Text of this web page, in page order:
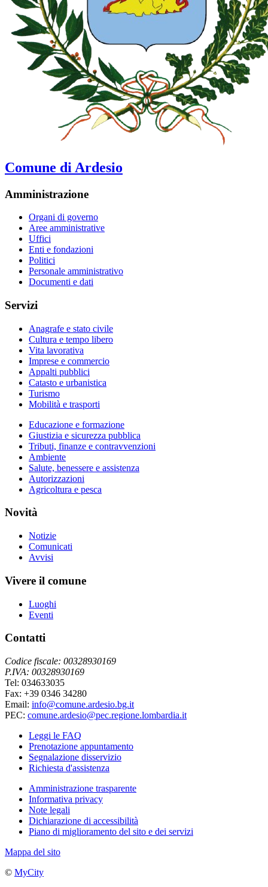
Comune di Ardesio
Amministrazione
Organi di governo
Aree amministrative
Uffici
Enti e fondazioni
Politici
Personale amministrativo
Documenti e dati
Servizi
Anagrafe e stato civile
Cultura e tempo libero
Vita lavorativa
Imprese e commercio
Appalti pubblici
Catasto e urbanistica
Turismo
Mobilità e trasporti
Educazione e formazione
Giustizia e sicurezza pubblica
Tributi, finanze e contravvenzioni
Ambiente
Salute, benessere e assistenza
Autorizzazioni
Agricoltura e pesca
Novità
Notizie
Comunicati
Avvisi
Vivere il comune
Luoghi
Eventi
Contatti
Codice fiscale: 00328930169
P.IVA: 00328930169
Tel: 034633035
Fax: +39 0346 34280
Email: info@comune.ardesio.bg.it
PEC: comune.ardesio@pec.regione.lombardia.it
Leggi le FAQ
Prenotazione appuntamento
Segnalazione disservizio
Richiesta d'assistenza
Amministrazione trasparente
Informativa privacy
Note legali
Dichiarazione di accessibilità
Piano di miglioramento del sito e dei servizi
Mappa del sito
© MyCity